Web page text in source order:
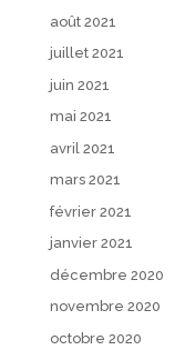
août 2021
juillet 2021
juin 2021
mai 2021
avril 2021
mars 2021
février 2021
janvier 2021
décembre 2020
novembre 2020
octobre 2020